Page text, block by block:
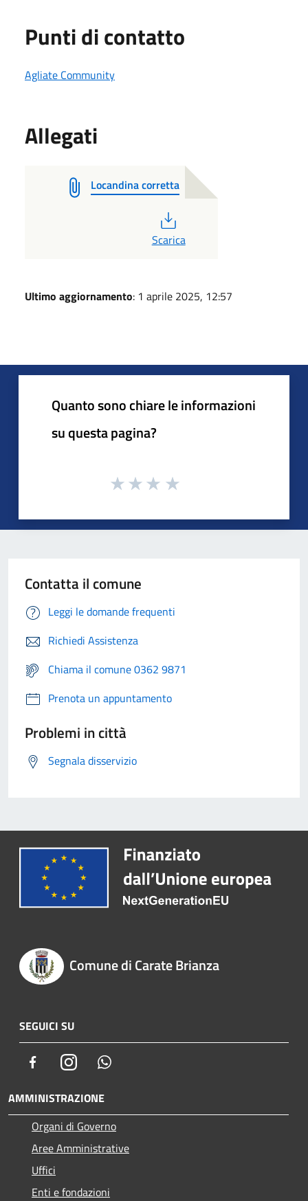
Punti di contatto
Agliate Community
Allegati
Locandina corretta
Scarica
Ultimo aggiornamento: 1 aprile 2025, 12:57
Quanto sono chiare le informazioni
su questa pagina?
Contatta il comune
Leggi le domande frequenti
Richiedi Assistenza
Chiama il comune 0362 9871
Prenota un appuntamento
Problemi in città
Segnala disservizio
Comune di Carate Brianza
SEGUICI SU
FacebookInstagram
AMMINISTRAZIONE
Organi di Governo
Aree Amministrative
Uffici
Enti e fondazioni